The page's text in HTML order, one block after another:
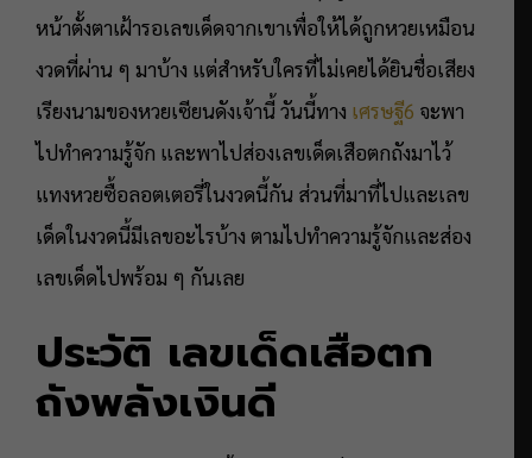
หน้าตั้งตาเฝ้ารอเลขเด็ดจากเขาเพื่อให้ได้ถูกหวยเหมือน
งวดที่ผ่าน ๆ มาบ้าง แต่สำหรับใครที่ไม่เคยได้ยินชื่อเสียง
เรียงนามของหวยเซียนดังเจ้านี้ วันนี้ทาง เศรษฐี6 จะพา
ไปทำความรู้จัก และพาไปส่องเลขเด็ดเสือตกถังมาไว้
แทงหวยซื้อลอตเตอรี่ในงวดนี้กัน ส่วนที่มาที่ไปและเลข
เด็ดในงวดนี้มีเลขอะไรบ้าง ตามไปทำความรู้จักและส่อง
เลขเด็ดไปพร้อม ๆ กันเลย
ประวัติ เลขเด็ดเสือตก
ถังพลังเงินดี